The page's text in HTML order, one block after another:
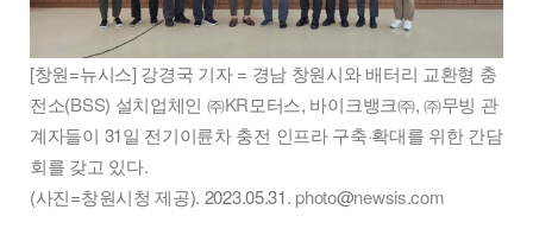
[창원=뉴시스] 강경국 기자 = 경남 창원시와 배터리 교환형 충
전소(BSS) 설치업체인 ㈜KR모터스, 바이크뱅크㈜, ㈜무빙 관
계자들이 31일 전기이륜차 충전 인프라 구축·확대를 위한 간담
회를 갖고 있다.
(사진=창원시청 제공). 2023.05.31. photo@newsis.com